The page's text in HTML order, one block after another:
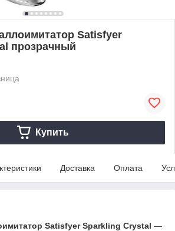
Satisfyer
прозрачный
Купить
Доставка Оплата
Satisfyer Sparkling Crystal —